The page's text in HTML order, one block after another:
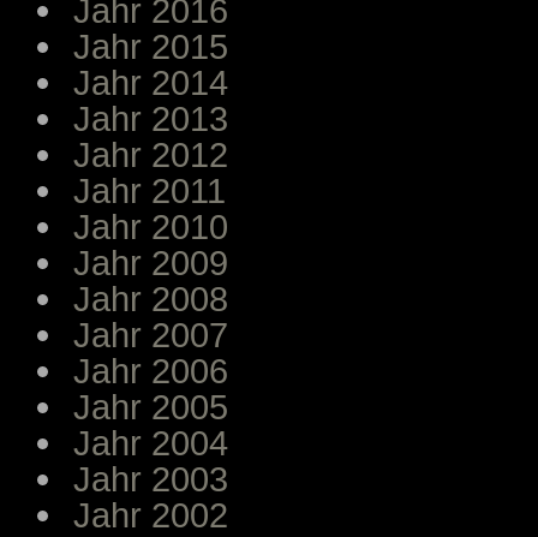
Jahr 2016
Jahr 2015
Jahr 2014
Jahr 2013
Jahr 2012
Jahr 2011
Jahr 2010
Jahr 2009
Jahr 2008
Jahr 2007
Jahr 2006
Jahr 2005
Jahr 2004
Jahr 2003
Jahr 2002